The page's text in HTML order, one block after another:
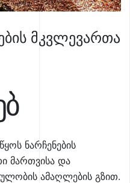
მკვლევართა
ნარჩენების
მართვისა და
ამაღლების გზით.